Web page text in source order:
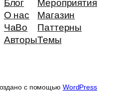
Блог
О нас
ЧаВо
Авторы
Мероприятия
Магазин
Паттерны
Темы
с помощью WordPress